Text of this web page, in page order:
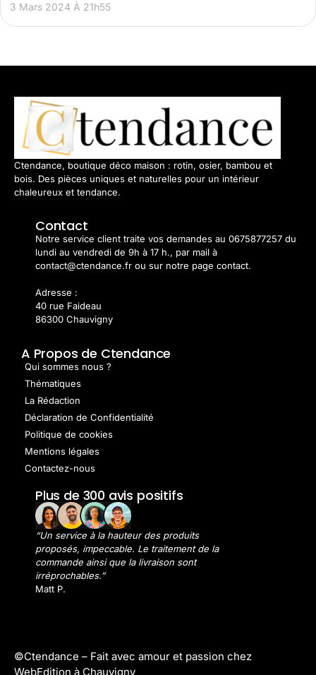
3 Mars 2024 À 21h55
Ctendance, boutique déco maison : rotin, osier, bambou et
bois. Des pièces uniques et naturelles pour un intérieur
chaleureux et tendance.
Contact
Notre service client traite vos demandes au 0675877257 du
lundi au vendredi de 9h à 17 h., par mail à
contact@ctendance.fr ou sur notre page contact.
Adresse :
40 rue Faideau
86300 Chauvigny
A Propos de Ctendance
Qui sommes nous ?
Thématiques
La Rédaction
Déclaration de Confidentialité
Politique de cookies
Mentions légales
Contactez-nous
Plus de 300 avis positifs
“Un service à la hauteur des produits
proposés, impeccable. Le traitement de la
commande ainsi que la livraison sont
irréprochables.”
Matt P.
©Ctendance – Fait avec amour et passion chez
WebEdition à Chauvigny